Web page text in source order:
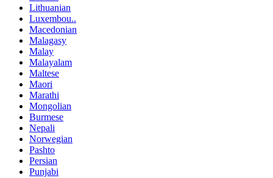
Lithuanian
Luxembou..
Macedonian
Malagasy
Malay
Malayalam
Maltese
Maori
Marathi
Mongolian
Burmese
Nepali
Norwegian
Pashto
Persian
Punjabi